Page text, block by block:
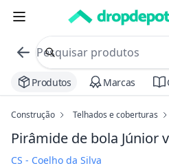
commerce search no
Procurar
Produtos Marcas
Construção Telhados e coberturas
Pirâmide de bola Júnior
CS - Coelho da Silva